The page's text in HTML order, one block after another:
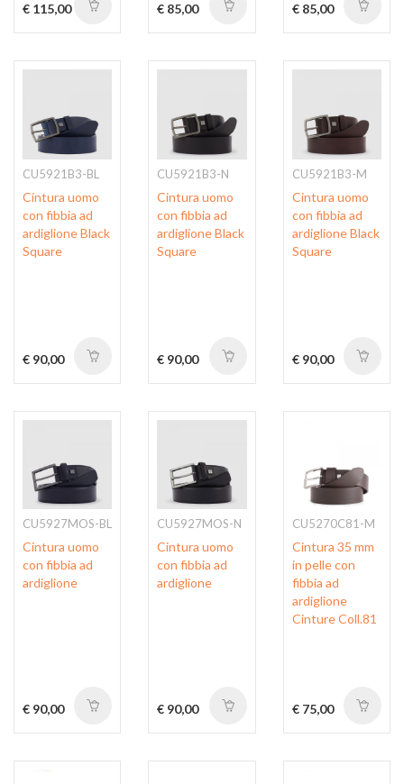
€ 115,00 € 85,00 € 85,00
CU5921B3-BL
Cintura uomo
con fibbia ad
ardiglione Black
Square
€ 90,00
CU5921B3-N
Cintura uomo
con fibbia ad
ardiglione Black
Square
€ 90,00
CU5921B3-M
Cintura uomo
con fibbia ad
ardiglione Black
Square
€ 90,00
CU5927MOS-BL
Cintura uomo
con fibbia ad
ardiglione
€ 90,00
CU5927MOS-N
Cintura uomo
con fibbia ad
ardiglione
€ 90,00
CU5270C81-M
Cintura 35 mm
in pelle con
fibbia ad
ardiglione
Cinture Coll.81
€ 75,00